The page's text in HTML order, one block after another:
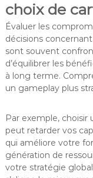
choix de
Évaluer les
décisions
sont souvent
d’équilibrer les
à long terme.
un gameplay plus
Par exemple,
peut retarder vos
qui améliore votre
génération de
votre stratégie